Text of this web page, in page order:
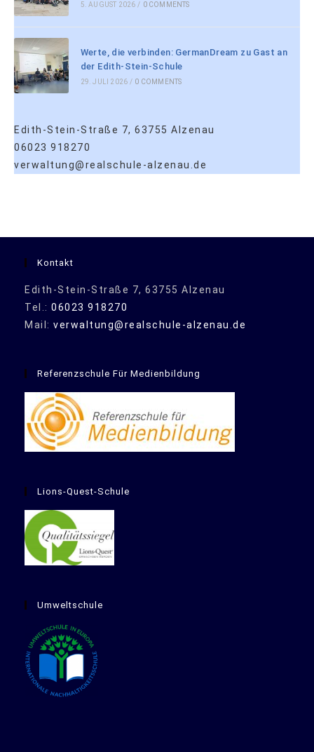
5. AUGUST 2026 / 0 COMMENTS
Werte, die verbinden: GermanDream zu Gast an
der Edith-Stein-Schule
29. JULI 2026 / 0 COMMENTS
Edith-Stein-Straße 7, 63755 Alzenau
06023 918270
verwaltung@realschule-alzenau.de
Kontakt
Edith-Stein-Straße 7, 63755 Alzenau
Tel.: 06023 918270
Mail: verwaltung@realschule-alzenau.de
Referenzschule Für Medienbildung
Lions-Quest-Schule
Umweltschule